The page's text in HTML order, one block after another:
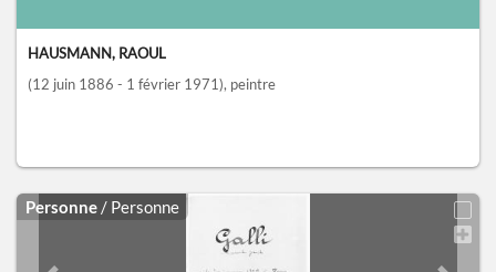
HAUSMANN, RAOUL
(12 juin 1886 - 1 février 1971), peintre
Personne / Personne